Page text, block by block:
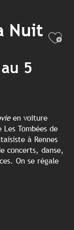
Nuit
5
en voiture
Tombées de
à Rennes
concerts, danse,
On se régale